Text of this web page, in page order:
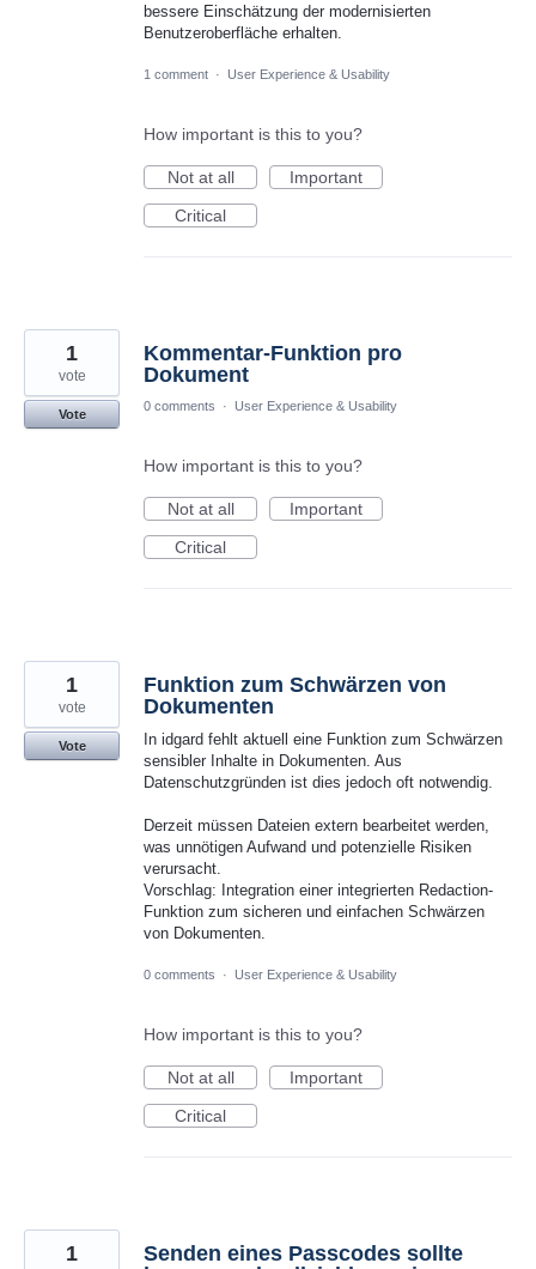
bessere Einschätzung der modernisierten
Benutzeroberfläche erhalten.
1 comment · User Experience & Usability
How important is this to you?
Not at all
Important
Critical
Kommentar-Funktion pro
Dokument
1
vote
Vote
0 comments · User Experience & Usability
How important is this to you?
Not at all
Important
Critical
Funktion zum Schwärzen von
Dokumenten
In idgard fehlt aktuell eine Funktion zum Schwärzen
sensibler Inhalte in Dokumenten. Aus
Datenschutzgründen ist dies jedoch oft notwendig.
Derzeit müssen Dateien extern bearbeitet werden,
was unnötigen Aufwand und potenzielle Risiken
verursacht.
Vorschlag: Integration einer integrierten Redaction-
Funktion zum sicheren und einfachen Schwärzen
von Dokumenten.
1
vote
Vote
0 comments · User Experience & Usability
How important is this to you?
Not at all
Important
Critical
Senden eines Passcodes sollte
1